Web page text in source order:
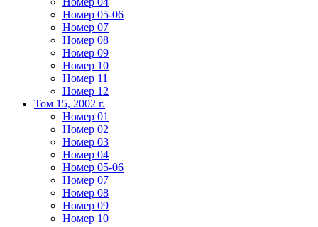
Номер 05-06
Номер 07
Номер 08
Номер 09
Номер 10
Номер 11
Номер 12
Том 15, 2002 г.
Номер 01
Номер 02
Номер 03
Номер 04
Номер 05-06
Номер 07
Номер 08
Номер 09
Номер 10